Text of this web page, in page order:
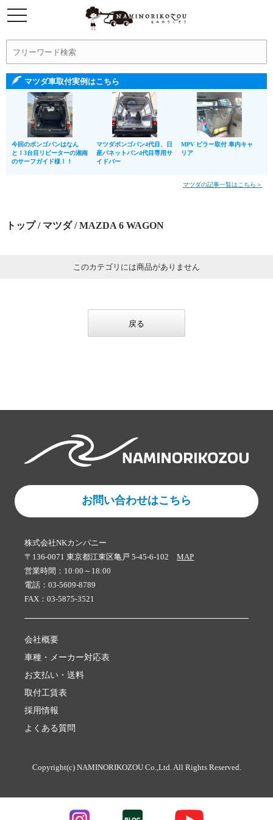
マツダ車取付実例はこちら
今回のボンゴバンはなん
と！3台目リピーターの湘南
のサーフガイド様！！
マツダボンゴバン4代目、日
産バネットバン4代目専用サ
イドバー
MPV ピラー取付 車内キャ
リア
マツダの記事一覧はこちら＞
トップ/ マツダ/ MAZDA 6 WAGON
このカテゴリには商品がありません
戻る
お問い合わせはこちら
株式会社NKカンパニー
〒136-0071 東京都江東区亀戸 5-45-6-102MAP
営業時間：10:00～18:00
電話：03-5609-8789
FAX：03-5875-3521
会社概要
車種・メーカー対応表
お支払い・送料
取付工賃表
採用情報
よくある質問
Copyright(c) NAMINORIKOZOU Co.,Ltd. All Rights Reserved.